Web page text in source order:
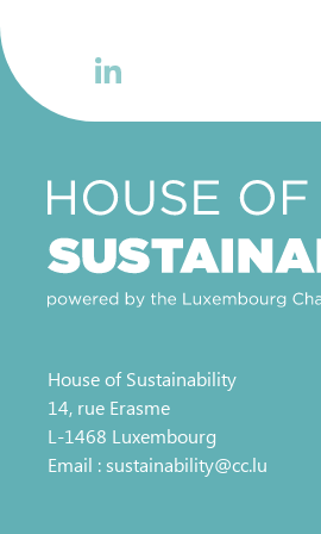
House of Sustainability
14, rue Erasme
L-1468 Luxembourg
Email :sustainability@cc.lu